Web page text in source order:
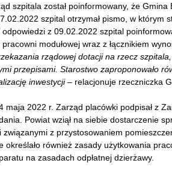
szpitala został poinformowany, że
szpital otrzymał pismo, w którym
odpowiedzi z 09.02.2022 szpital
modułowej wraz z łącznikiem
rządowej dotacji na rzecz
przepisami. Starostwo zaproponowało
inwestycji– relacjonuje rzeczniczka
maja 2022 r. Zarząd placówki podpisał z
Powiat wziął na siebie dostarczenie
związanymi z przystosowaniem
określało również zasady użytkowania
na zasadach odpłatnej dzierżawy.